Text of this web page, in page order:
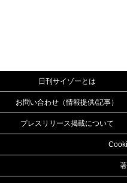
日刊サイゾーとは
お問い合わせ（情報提供/記事）
プレスリリース掲載について